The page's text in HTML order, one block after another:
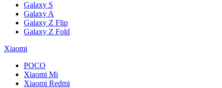
Galaxy S
Galaxy A
Galaxy Z Flip
Galaxy Z Fold
Xiaomi
POCO
Xiaomi Mi
Xiaomi Redmi